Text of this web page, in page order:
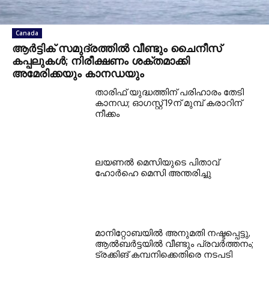
Canada
ആർട്ടിക് സമുദ്രത്തിൽ വീണ്ടും ചൈനീസ്
കപ്പലുകൾ; നിരീക്ഷണം ശക്തമാക്കി
അമേരിക്കയും കാനഡയും
താരിഫ് യുദ്ധത്തിന് പരിഹാരം തേടി
കാനഡ; ഓഗസ്റ്റ് 19ന് മുമ്പ് കരാറിന്
നീക്കം
ലയണൽ മെസിയുടെ പിതാവ്
ഹോർഹെ മെസി അന്തരിച്ചു
മാനിറ്റോബയിൽ അനുമതി നഷ്ടപ്പെട്ടു,
ആൽബർട്ടയിൽ വീണ്ടും പ്രവർത്തനം;
ട്രക്കിങ് കമ്പനിക്കെതിരെ നടപടി